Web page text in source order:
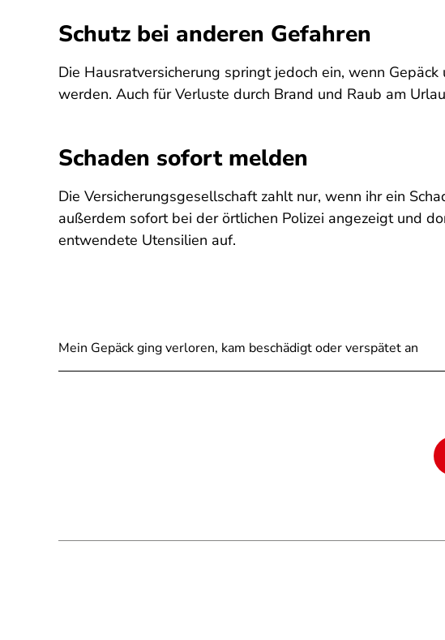
Schutz bei anderen Gefahren
Die Hausratversicherung springt jedoch ein, wenn
werden. Auch für Verluste durch Brand und Raub am
Schaden sofort melden
Die Versicherungsgesellschaft zahlt nur, wenn ihr ein
außerdem sofort bei der örtlichen Polizei angezeigt und
entwendete Utensilien auf.
Mein Gepäck ging verloren, kam beschädigt oder verspätet an